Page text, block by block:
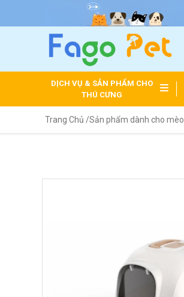
DỊCH VỤ & SẢN PHẨM CHO
THÚ CƯNG
Trang Chủ /Sản phẩm dành cho mèo